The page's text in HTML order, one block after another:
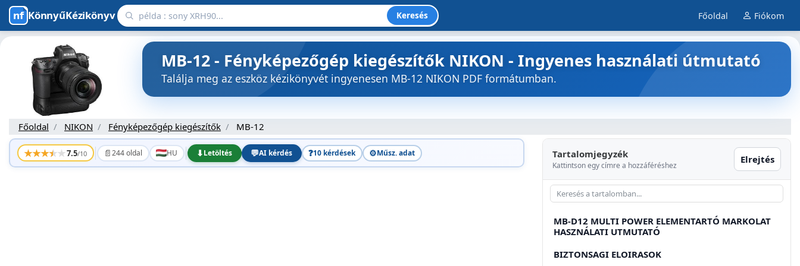
KönnyűKézikönyv Keresés Főoldal Fiókom
MB-12 - Fényképezőgép kiegészítők NIKON - Ingyenes használati útmutató
Találja meg az eszköz kézikönyvét ingyenesen MB-12 NIKON PDF formátumban.
Főoldal NIKON Fényképezőgép kiegészítők MB-12
★★★★★7.5/10 📄244 oldal HU ⬇Letöltés 💬AI kérdés ❓10 kérdések ⚙️Műsz. adat Tartalomjegyzék
Kattintson egy címre a hozzáféréshez
Elrejtés
MB-D12 MULTI POWER ELEMENTARTÓ MARKOLAT
HASZNÁLATI UTMUTATÓ
BIZTONSAGI ELOIRASOK